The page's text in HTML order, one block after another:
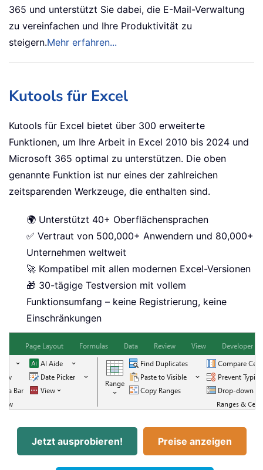
365 und unterstützt Sie dabei, die E-Mail-Verwaltung
zu vereinfachen und Ihre Produktivität zu
steigern.Mehr erfahren...
Kutools für Excel
Kutools für Excel bietet über 300 erweiterte
Funktionen, um Ihre Arbeit in Excel 2010 bis 2024 und
Microsoft 365 optimal zu unterstützen. Die oben
genannte Funktion ist nur eines der zahlreichen
zeitsparenden Werkzeuge, die enthalten sind.
🌍 Unterstützt 40+ Oberflächensprachen
✅ Vertraut von 500,000+ Anwendern und 80,000+
Unternehmen weltweit
🚀 Kompatibel mit allen modernen Excel-Versionen
🎁 30-tägige Testversion mit vollem
Funktionsumfang – keine Registrierung, keine
Einschränkungen
Jetzt ausprobieren! Preise anzeigen